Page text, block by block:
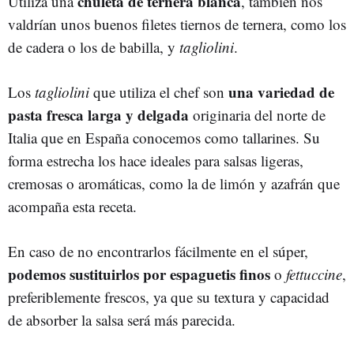
valdrían unos buenos filetes tiernos de ternera, como los
de cadera o los de babilla, y tagliolini.
Los tagliolini que utiliza el chef son una variedad de
pasta fresca larga y delgada originaria del norte de
Italia que en España conocemos como tallarines. Su
forma estrecha los hace ideales para salsas ligeras,
cremosas o aromáticas, como la de limón y azafrán que
acompaña esta receta.
En caso de no encontrarlos fácilmente en el súper,
podemos sustituirlos por espaguetis finos o fettuccine,
preferiblemente frescos, ya que su textura y capacidad
de absorber la salsa será más parecida.